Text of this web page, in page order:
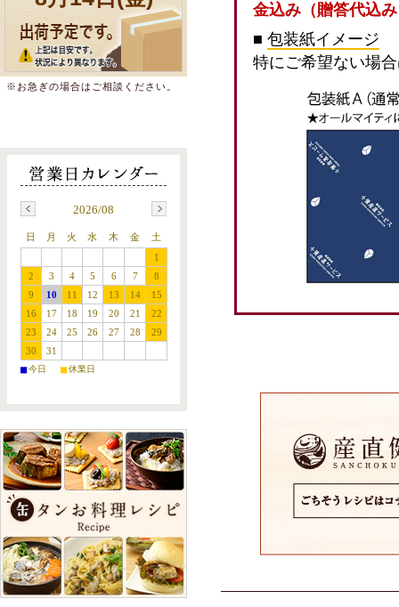
金込み（贈答代込
■ 包装紙イメージ
特にご希望ない場
※お急ぎの場合はご相談ください。
2026/08
日 月 火 水 木 金
土
1
2
3 4 5 6 7
8
9
10 11 12 13 14
15
16
17 18 19 20 21
22
23
24 25 26 27 28
29
30
31
■今日 ■休業日